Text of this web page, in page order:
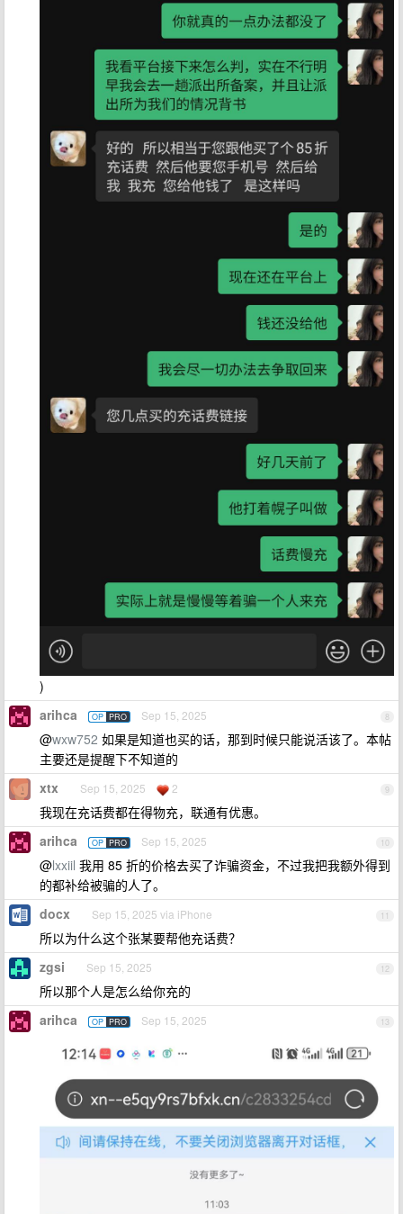
)
8
arihca OP PRO Sep 15, 2025
@wxw752 如果是知道也买的话，那到时候只能说活该了。本帖
主要还是提醒下不知道的
9
xtx Sep 15, 2025 2
我现在充话费都在得物充，联通有优惠。
10
arihca OP PRO Sep 15, 2025
@lxxiil 我用 85 折的价格去买了诈骗资金，不过我把我额外得到
的都补给被骗的人了。
11
docx Sep 15, 2025 via iPhone
所以为什么这个张某要帮他充话费？
12
zgsi Sep 15, 2025
所以那个人是怎么给你充的
13
arihca OP PRO Sep 15, 2025